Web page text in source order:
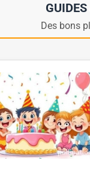
Des bons